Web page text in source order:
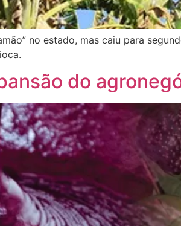
no estado, mas caiu para
do